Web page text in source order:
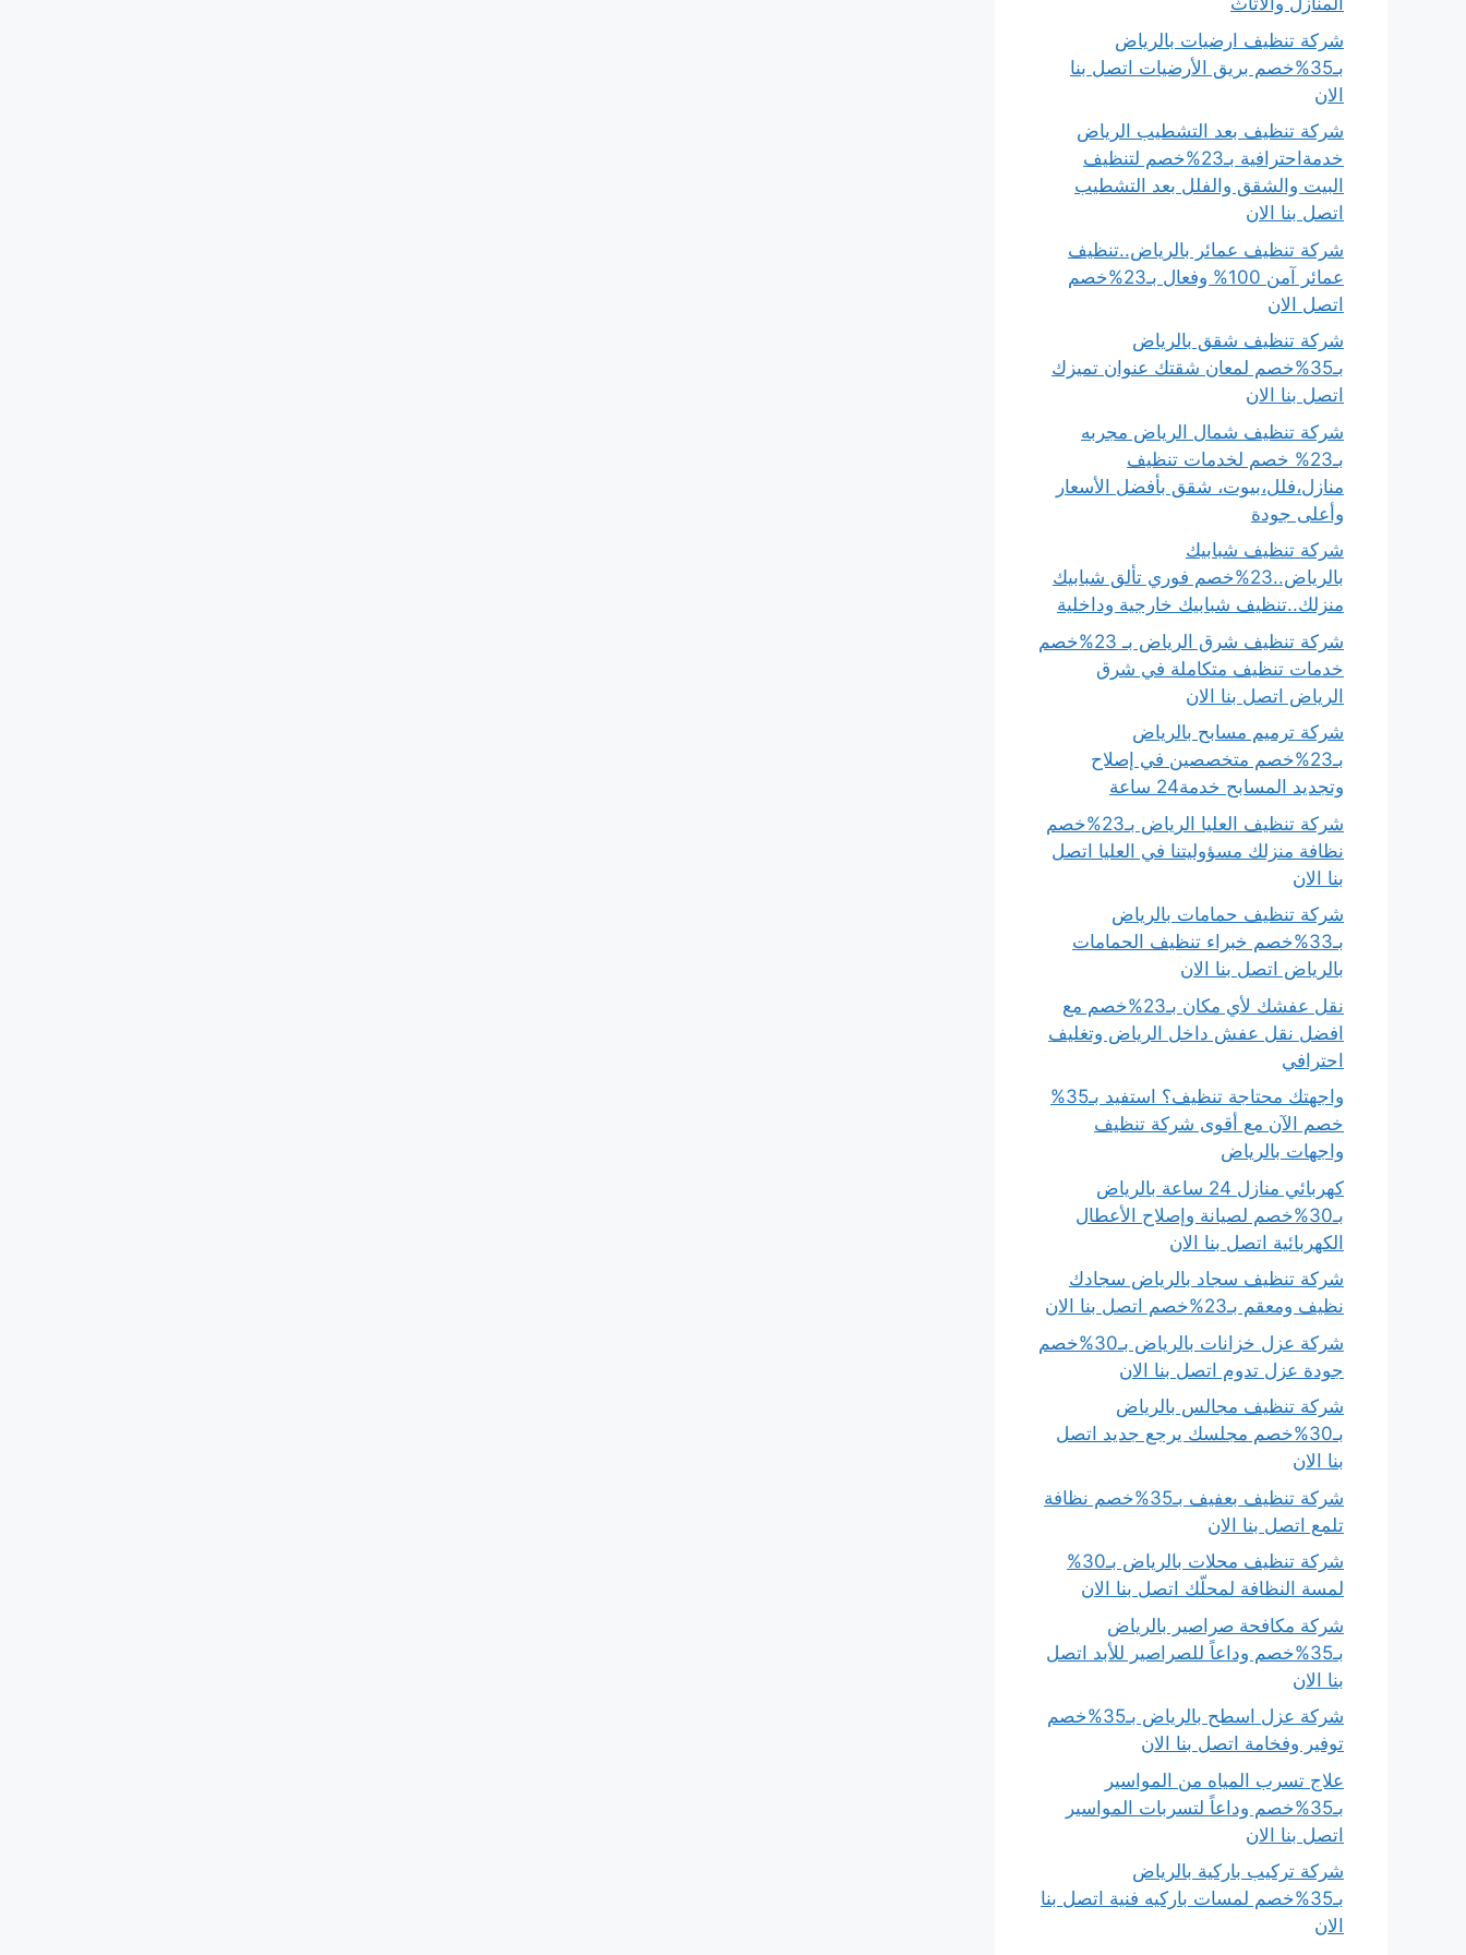
شركة تنظيف ارضيات بالرياض
بـ35%خصم بريق الأرضيات اتصل بنا
الان
شركة تنظيف بعد التشطيب الرياض
خدمةاحترافية بـ23%خصم لتنظيف
البيت والشقق والفلل بعد التشطيب
اتصل بنا الان
شركة تنظيف عمائر بالرياض..تنظيف
عمائر آمن 100% وفعال بـ23%خصم
اتصل الان
شركة تنظيف شقق بالرياض
بـ35%خصم لمعان شقتك عنوان تميزك
اتصل بنا الان
شركة تنظيف شمال الرياض مجربه
بـ23% خصم لخدمات تنظيف
منازل،فلل،بيوت، شقق بأفضل الأسعار
وأعلى جودة
شركة تنظيف شبابيك
بالرياض..23%خصم فوري تألق شبابيك
منزلك..تنظيف شبابيك خارجية وداخلية
شركة تنظيف شرق الرياض بـ 23%خصم
خدمات تنظيف متكاملة في شرق
الرياض اتصل بنا الان
شركة ترميم مسابح بالرياض
بـ23%خصم متخصصين في إصلاح
وتجديد المسابح خدمة24 ساعة
شركة تنظيف العليا الرياض بـ23%خصم
نظافة منزلك مسؤوليتنا في العليا اتصل
بنا الان
شركة تنظيف حمامات بالرياض
بـ33%خصم خبراء تنظيف الحمامات
بالرياض اتصل بنا الان
نقل عفشك لأي مكان بـ23%خصم مع
افضل نقل عفش داخل الرياض وتغليف
احترافي
واجهتك محتاجة تنظيف؟ استفيد بـ35%
خصم الآن مع أقوى شركة تنظيف
واجهات بالرياض
كهربائي منازل 24 ساعة بالرياض
بـ30%خصم لصيانة وإصلاح الأعطال
الكهربائية اتصل بنا الان
شركة تنظيف سجاد بالرياض سجادك
نظيف ومعقم بـ23%خصم اتصل بنا الان
شركة عزل خزانات بالرياض بـ30%خصم
جودة عزل تدوم اتصل بنا الان
شركة تنظيف مجالس بالرياض
بـ30%خصم مجلسك يرجع جديد اتصل
بنا الان
شركة تنظيف بعفيف بـ35%خصم نظافة
تلمع اتصل بنا الان
شركة تنظيف محلات بالرياض بـ30%
لمسة النظافة لمحلّك اتصل بنا الان
شركة مكافحة صراصير بالرياض
بـ35%خصم وداعاً للصراصير للأبد اتصل
بنا الان
شركة عزل اسطح بالرياض بـ35%خصم
توفير وفخامة اتصل بنا الان
علاج تسرب المياه من المواسير
بـ35%خصم وداعاً لتسربات المواسير
اتصل بنا الان
شركة تركيب باركية بالرياض
بـ35%خصم لمسات باركيه فنية اتصل بنا
الان